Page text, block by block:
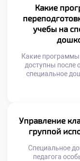
невозможна
подать
развивать
Какие
учебы на
Какие программы
доступны после
специальное
является прочным
должен
Непрерывное
современной
отличается от
Управление
группой
Специальное
педагога